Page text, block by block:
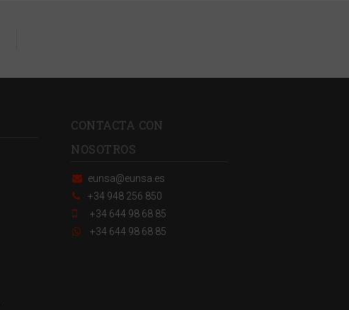
CONTACTA CON
NOSOTROS
eunsa@eunsa.es
+34 948 256 850
+34 644 98 68 85
+34 644 98 68 85